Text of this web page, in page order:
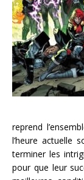
reprend
l’heure actuelle
terminer les
pour que leur